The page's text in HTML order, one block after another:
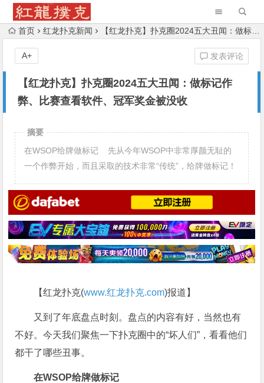
首页 红龙扑克新闻 【红龙扑克】扑克圈2024五大丑闻：做标记作弊、比赛查看软件、冠军奖金被没收
【红龙扑克】扑克圈2024五大丑闻：做标记作
弊、比赛查看软件、冠军奖金被没收
发表评论
A+
摘要
在WSOP给牌做标记 先从今年WSOP中非常厚颜无耻的
一个作弊开始，而且采取的技术非常“传统”，给牌做标记！
【红龙扑克(www.红龙扑克.com)报道】
又到了年底盘点时刻。盘点的内容有好，当然也有
不好。今天我们聚焦一下扑克圈中的“坏人们”，看看他们
都干了哪些丑事。
在WSOP给牌做标记